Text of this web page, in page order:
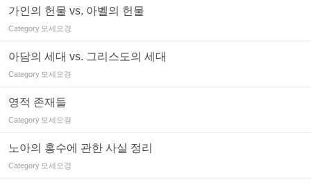
가인의 헌물 vs. 아벨의 헌물
Category 모세오경
아담의 세대 vs. 그리스도의 세대
Category 모세오경
영적 존재들
Category 모세오경
노아의 홍수에 관한 사실 정리
Category 모세오경